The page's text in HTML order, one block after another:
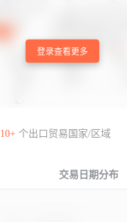
登录查看更多
10+个出口贸易国家/区域
交易日期分布